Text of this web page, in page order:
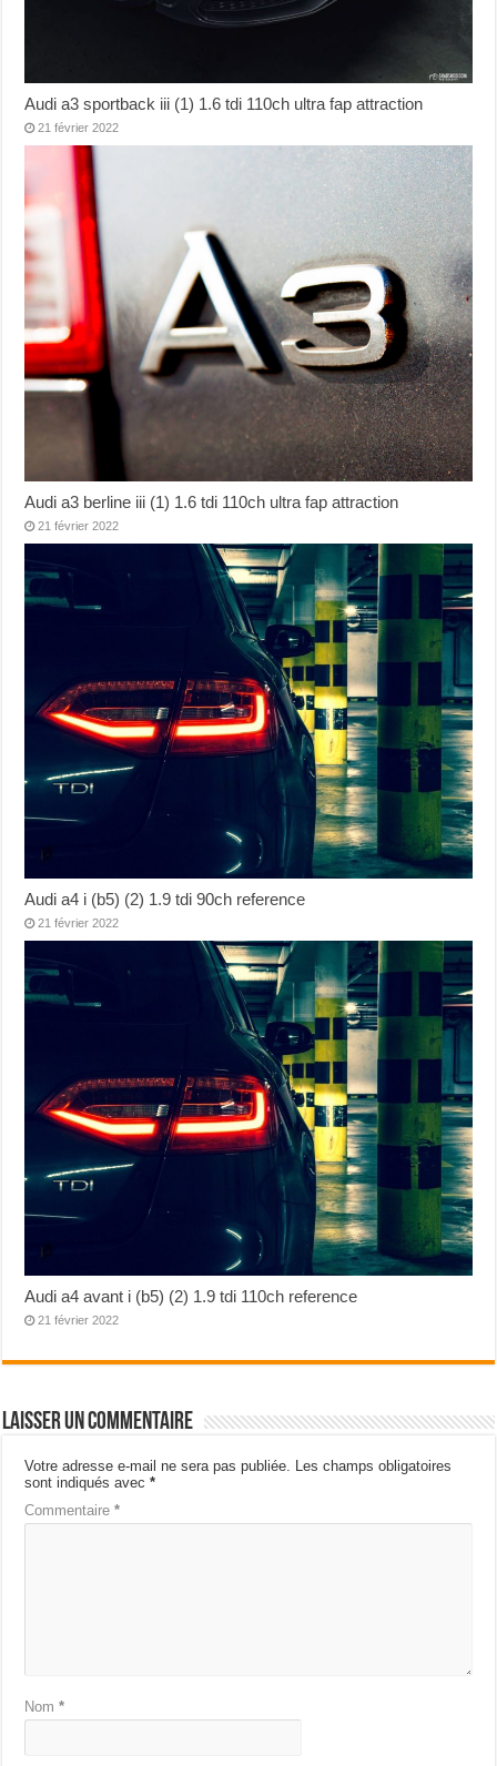
Audi a3 sportback iii (1) 1.6 tdi 110ch ultra fap attraction
21 février 2022
Audi a3 berline iii (1) 1.6 tdi 110ch ultra fap attraction
21 février 2022
Audi a4 i (b5) (2) 1.9 tdi 90ch reference
21 février 2022
Audi a4 avant i (b5) (2) 1.9 tdi 110ch reference
21 février 2022
Laisser un commentaire
Votre adresse e-mail ne sera pas publiée. Les champs obligatoires
sont indiqués avec*
Commentaire*
Nom*